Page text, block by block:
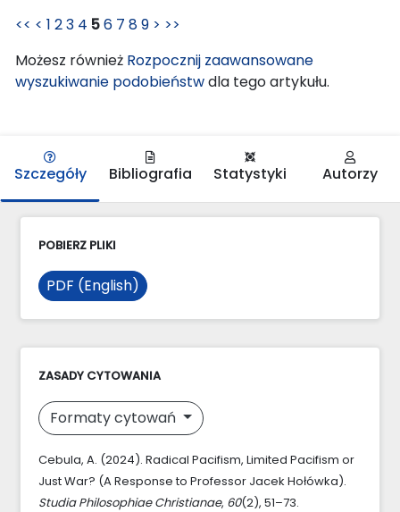
<< < 1 23 4 56 7 89 > >>
Możesz również Rozpocznij zaawansowane
wyszukiwanie podobieństwdla tego artykułu.
Szczegóły Bibliografia Statystyki Autorzy
POBIERZ PLIKI
PDF (English)
ZASADY CYTOWANIA
Formaty cytowań
Cebula, A. (2024). Radical Pacifism, Limited Pacifism or
Just War? (A Response to Professor Jacek Hołówka).
Studia Philosophiae Christianae, 60(2), 51–73.